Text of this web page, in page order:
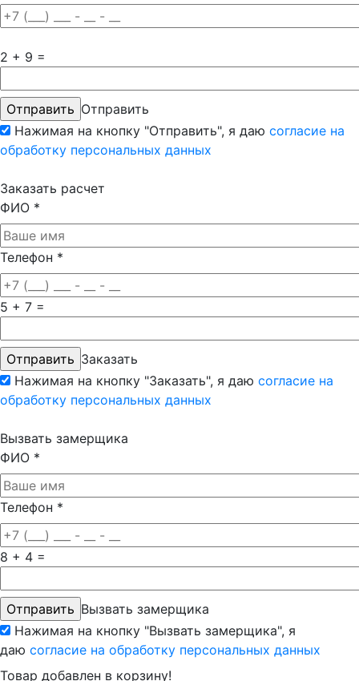
2 + 9 =
Отправить
Нажимая на кнопку "Отправить", я даю согласие на
обработку персональных данных
Заказать расчет
ФИО *
Телефон *
5 + 7 =
Заказать
Нажимая на кнопку "Заказать", я даю согласие на
обработку персональных данных
Вызвать замерщика
ФИО *
Телефон *
8 + 4 =
Вызвать замерщика
Нажимая на кнопку "Вызвать замерщика", я
даю согласие на обработку персональных данных
Товар добавлен в корзину!